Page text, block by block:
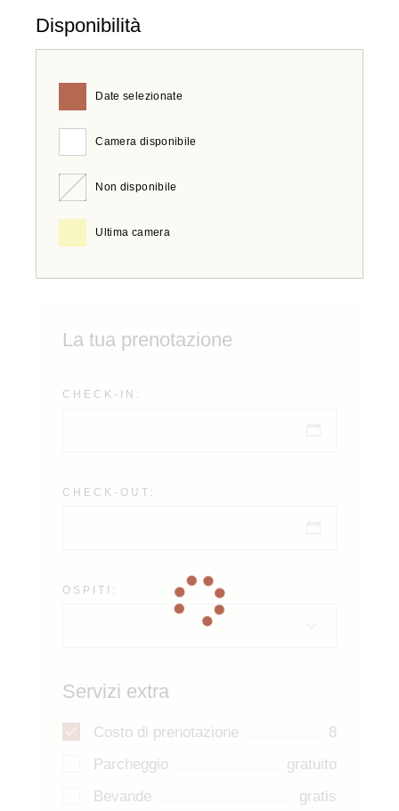
Disponibilità
Date selezionate
Camera disponibile
Non disponibile
Ultima camera
La tua prenotazione
CHECK-IN:
CHECK-OUT:
OSPITI:
Servizi extra
Costo di prenotazione
8
Parcheggio
gratuito
Bevande
gratis